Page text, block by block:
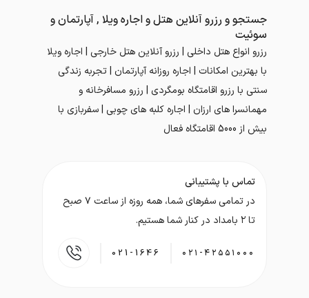
جستجو و رزرو آنلاین هتل و اجاره ویلا , آپارتمان و
سوئیت
رزرو انواع هتل داخلی | رزرو آنلاین هتل خارجی | اجاره ویلا
با بهترین امکانات | اجاره روزانه آپارتمان | تجربه زندگی
سنتی با رزرو اقامتگاه بومگردی | رزرو مسافرخانه و
مهمانسرا های ارزان | اجاره کلبه های چوبی | سفربازی با
بیش از 5000 اقامتگاه فعال
تماس با پشتیبانی
در تمامی سفر‌های شما، همه روزه از ساعت ۷ صبح
تا ۲ بامداد در کنار شما هستیم.
۰۲۱-۴۲۵۵۱۰۰۰ 021-1646